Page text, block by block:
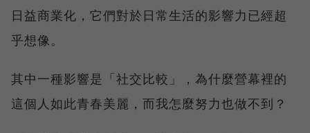
日益商業化，它們對於日常生活的影響力已經超
乎想像。
其中一種影響是「社交比較」，為什麼營幕裡的
這個人如此青春美麗，而我怎麼努力也做不到？